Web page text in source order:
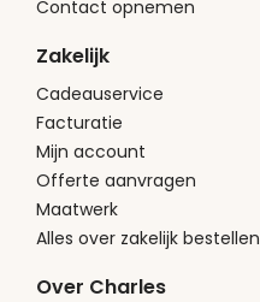
Contact opnemen
Zakelijk
Cadeauservice
Facturatie
Mijn account
Offerte aanvragen
Maatwerk
Alles over zakelijk bestellen
Over Charles